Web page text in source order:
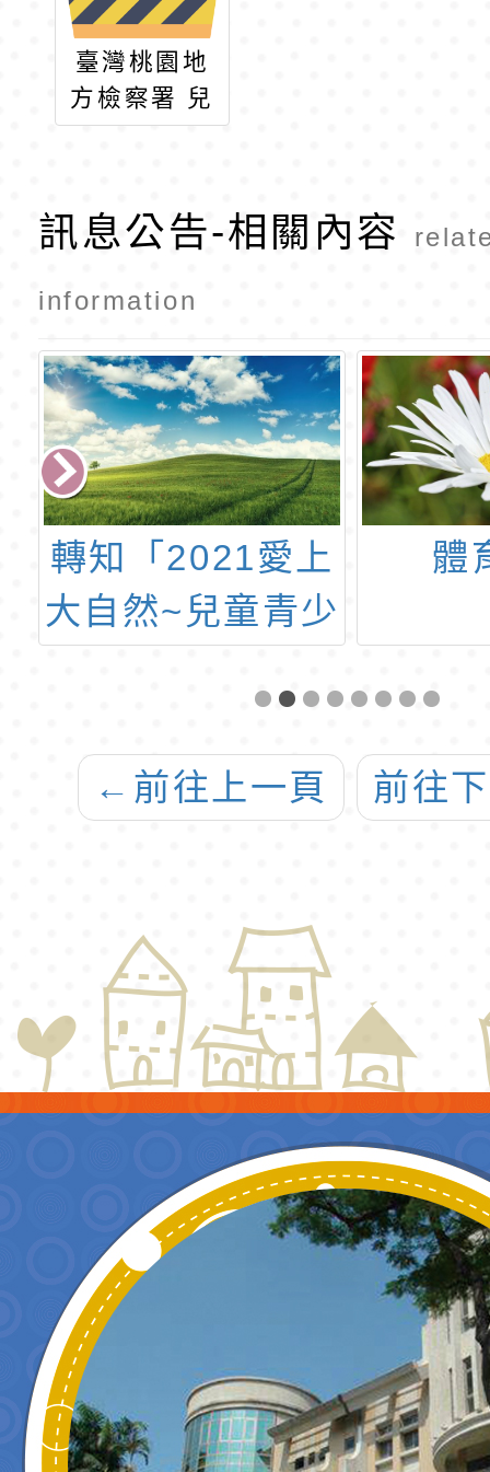
臺灣桃園地
方檢察署 兒
童少年暑期
律常識有獎
徵答活動辦
訊息公告-相關內容
information
轉知「2021愛上
大自然~兒童青少
營」活動。
體
← 前往上一頁 前往